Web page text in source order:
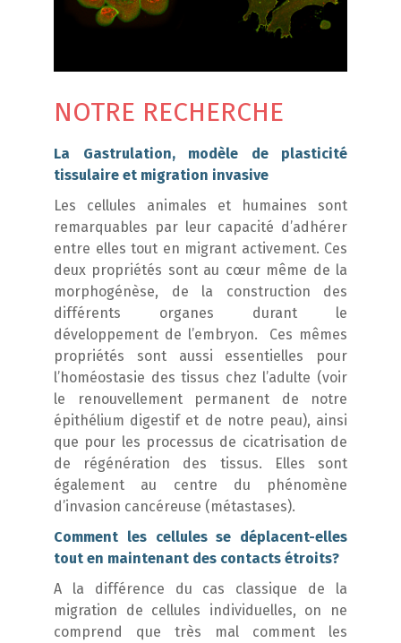
NOTRE RECHERCHE
La Gastrulation, modèle de plasticité
tissulaire et migration invasive
Les cellules animales et humaines sont
remarquables par leur capacité d’adhérer
entre elles tout en migrant activement. Ces
deux propriétés sont au cœur même de la
morphogénèse, de la construction des
différents organes durant le
développement de l’embryon. Ces mêmes
propriétés sont aussi essentielles pour
l’homéostasie des tissus chez l’adulte (voir
le renouvellement permanent de notre
épithélium digestif et de notre peau), ainsi
que pour les processus de cicatrisation de
de régénération des tissus. Elles sont
également au centre du phénomène
d’invasion cancéreuse (métastases).
Comment les cellules se déplacent-elles
tout en maintenant des contacts étroits?
A la différence du cas classique de la
migration de cellules individuelles, on ne
comprend que très mal comment les